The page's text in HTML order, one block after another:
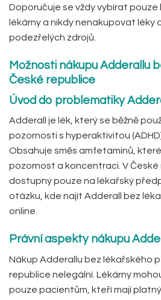
Doporučuje se vždy vybírat
lékárny a nikdy nenakupovat léky
podezřelých zdrojů.
Možnosti nákupu Adderallu
České republice
Úvod do problematiky
Adderall je lék, který se běžně
pozornosti s hyperaktivitou
Obsahuje směs amfetaminů,
pozornost a koncentraci. V České
dostupný pouze na lékařský
otázku, kde najít Adderall bez
online.
Právní aspekty nákupu
Nákup Adderallu bez lékařského
republice nelegální. Lékárny
pouze pacientům, kteří mají